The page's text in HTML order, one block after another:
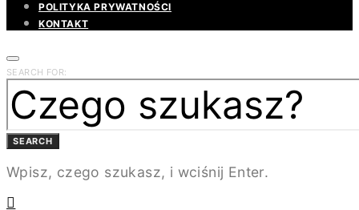
POLITYKA PRYWATNOŚCI
KONTAKT
SEARCH FOR:
SEARCH
Wpisz, czego szukasz, i wciśnij Enter.